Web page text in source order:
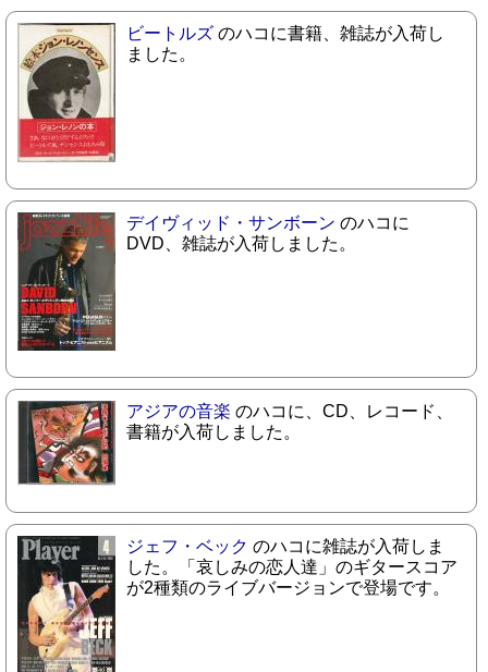
ビートルズ のハコに書籍、雑誌が入荷し
ました。
デイヴィッド・サンボーン のハコに
DVD、雑誌が入荷しました。
アジアの音楽 のハコに、CD、レコード、
書籍が入荷しました。
ジェフ・ベック のハコに雑誌が入荷しま
した。「哀しみの恋人達」のギタースコア
が2種類のライブバージョンで登場です。